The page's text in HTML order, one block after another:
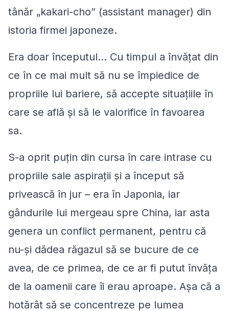
tânăr „kakari-cho” (assistant manager) din
istoria firmei japoneze.
Era doar începutul… Cu timpul a învăţat din
ce în ce mai mult să nu se împiedice de
propriile lui bariere, să accepte situaţiile în
care se află şi să le valorifice în favoarea
sa.
S-a oprit puţin din cursa în care intrase cu
propriile sale aspiraţii şi a început să
privească în jur – era în Japonia, iar
gândurile lui mergeau spre China, iar asta
genera un conflict permanent, pentru că
nu-şi dădea răgazul să se bucure de ce
avea, de ce primea, de ce ar fi putut învăţa
de la oamenii care îi erau aproape. Aşa că a
hotărât să se concentreze pe lumea